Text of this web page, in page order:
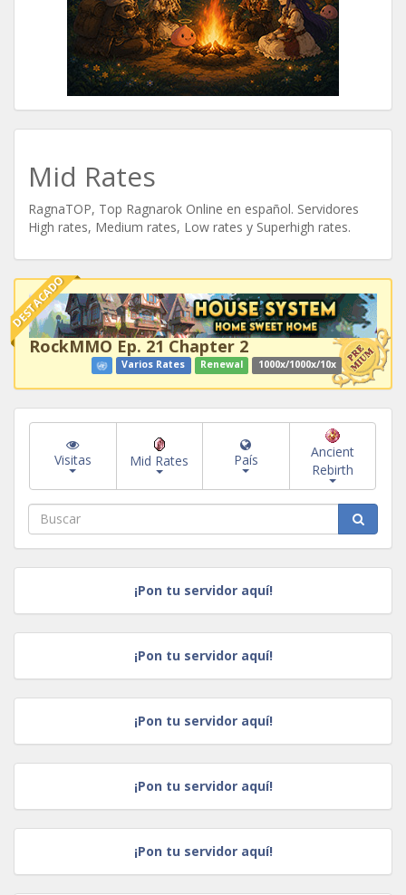
Mid Rates
RagnaTOP, Top Ragnarok Online en español. Servidores
High rates, Medium rates, Low rates y Superhigh rates.
DESTACADO
RockMMO Ep. 21 Chapter 2
Varios Rates Renewal 1000x/1000x/10x
Visitas Mid Rates País
Ancient
Rebirth
¡Pon tu servidor aquí!
¡Pon tu servidor aquí!
¡Pon tu servidor aquí!
¡Pon tu servidor aquí!
¡Pon tu servidor aquí!